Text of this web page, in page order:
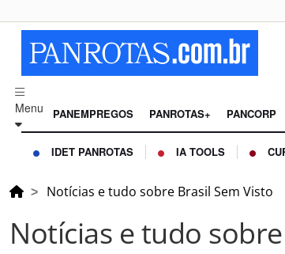
Menu PANEMPREGOS PANROTAS+ PANCORP
IDET PANROTAS IA TOOLS
Notícias e tudo sobre Brasil Sem Visto
Notícias e tudo sobre